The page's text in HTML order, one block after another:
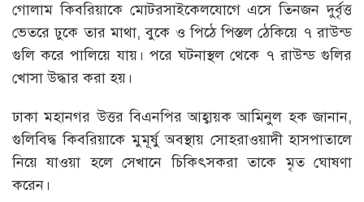
গোলাম কিবরিয়াকে মোটরসাইকেলযোগে এসে তিনজন দুর্বৃত্ত
ভেতরে ঢুকে তার মাথা, বুকে ও পিঠে পিস্তল ঠেকিয়ে ৭ রাউন্ড
গুলি করে পালিয়ে যায়। পরে ঘটনাস্থল থেকে ৭ রাউন্ড গুলির
খোসা উদ্ধার করা হয়।
ঢাকা মহানগর উত্তর বিএনপির আহ্বায়ক আমিনুল হক জানান,
গুলিবিদ্ধ কিবরিয়াকে মুমূর্ষু অবস্থায় সোহরাওয়াদী হাসপাতালে
নিয়ে যাওয়া হলে সেখানে চিকিৎসকরা তাকে মৃত ঘোষণা
করেন।